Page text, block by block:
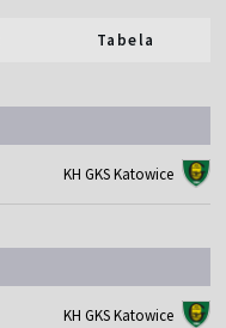
Tabela
KH GKS Katowice
KH GKS Katowice